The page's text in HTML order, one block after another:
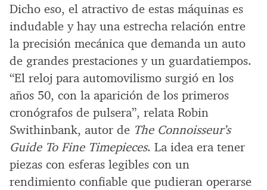
Dicho eso, el atractivo de estas máquinas es
indudable y hay una estrecha relación entre
la precisión mecánica que demanda un auto
de grandes prestaciones y un guardatiempos.
“El reloj para automovilismo surgió en los
años 50, con la aparición de los primeros
cronógrafos de pulsera”, relata Robin
Swithinbank, autor de The Connoisseur’s
Guide To Fine Timepieces. La idea era tener
piezas con esferas legibles con un
rendimiento confiable que pudieran operarse